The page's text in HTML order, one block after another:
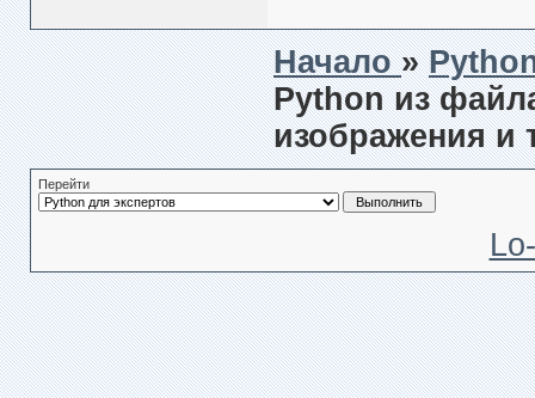
Начало»
Python из
изображения и
Перейти